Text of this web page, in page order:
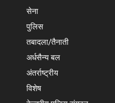
सेना
पुलिस
तबादला/तैनाती
अर्धसैन्य बल
अंतर्राष्ट्रीय
विशेष